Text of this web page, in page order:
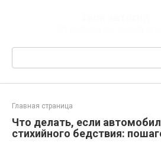
Поиск:
Главная страница
Что делать, если
стихийного бедствия: